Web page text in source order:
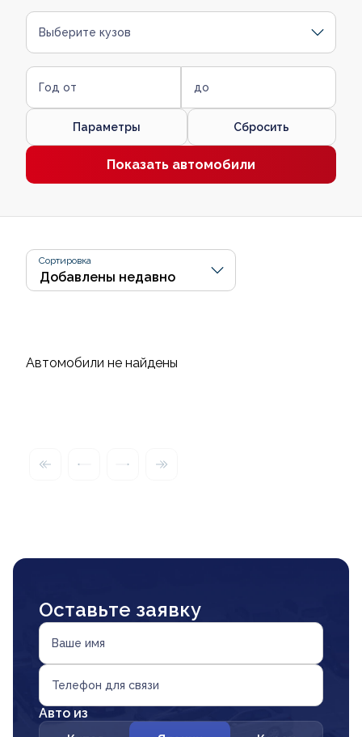
Выберите кузов
Год от до
Параметры Сбросить
Показать автомобили
Сортировка
Автомобили не найдены
Оставьте заявку
Ваше имя
Телефон для связи
Авто из